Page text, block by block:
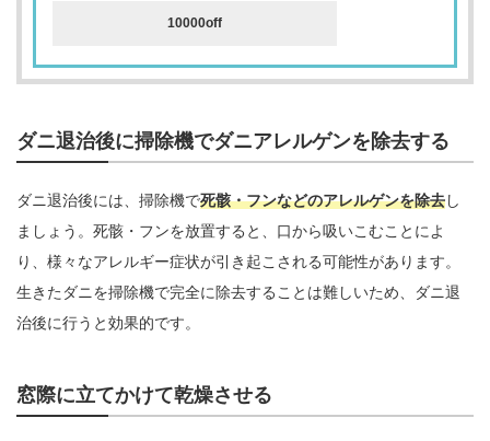
10000off
ダニ退治後に掃除機でダニアレルゲンを除去する
ダニ退治後には、掃除機で死骸・フンなどのアレルゲンを除去し
ましょう。死骸・フンを放置すると、口から吸いこむことによ
り、様々なアレルギー症状が引き起こされる可能性があります。
生きたダニを掃除機で完全に除去することは難しいため、ダニ退
治後に行うと効果的です。
窓際に立てかけて乾燥させる